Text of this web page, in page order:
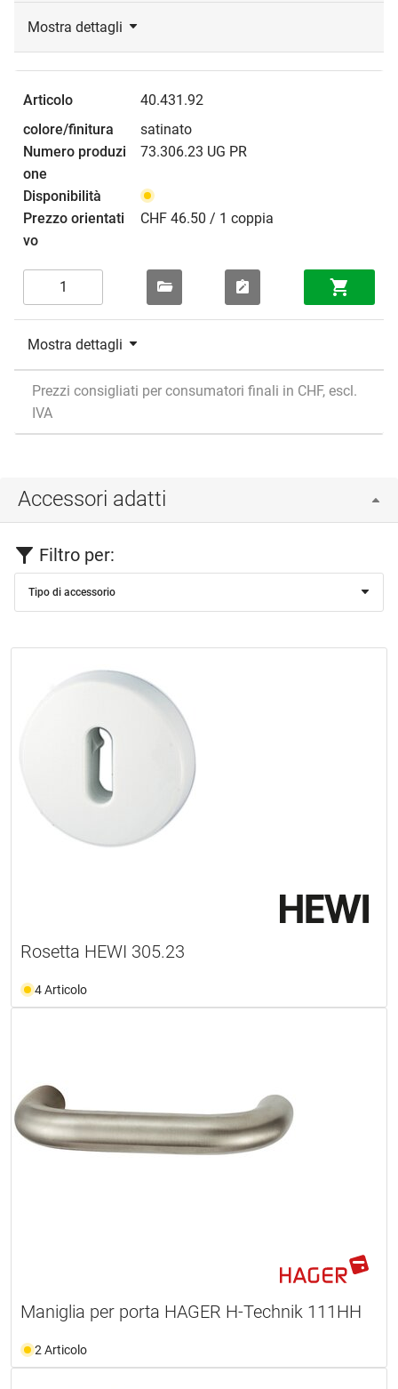
Mostra dettagli
40.431.92
satinato
73.306.23 UG PR
CHF 46.50 / 1 coppia
Mostra dettagli
Prezzi consigliati per consumatori finali in CHF, escl.
IVA
Accessori adatti
Filtro per:
Tipo di accessorio
Rosetta HEWI 305.23
4 Articolo
Maniglia per porta HAGER H-Technik 111HH
2 Articolo